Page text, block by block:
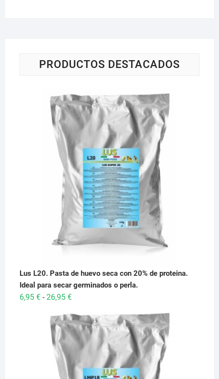
PRODUCTOS DESTACADOS
Lus L20. Pasta de huevo seca con 20% de proteina.
Ideal para secar germinados o perla.
6,95 € - 26,95 €Rango
precios:
desde
6,95 €
26,95 €